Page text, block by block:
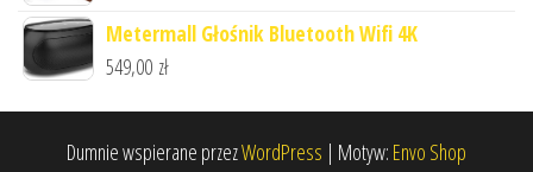
Metermall Głośnik Bluetooth Wifi 4K
549,00 zł
Dumnie wspierane przezWordPress | Motyw: Envo Shop